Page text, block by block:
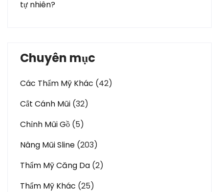
tự nhiên?
Chuyên mục
Các Thẩm Mỹ Khác (42)
Cắt Cánh Mũi (32)
Chỉnh Mũi Gồ (5)
Nâng Mũi Sline (203)
Thẩm Mỹ Căng Da (2)
Thẩm Mỹ Khác (25)